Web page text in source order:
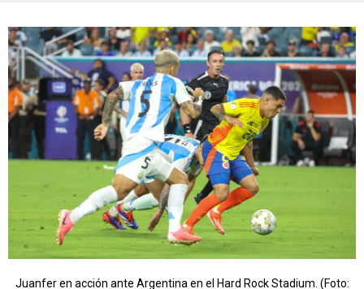
Juanfer en acción ante Argentina en el Hard Rock Stadium. (Foto: